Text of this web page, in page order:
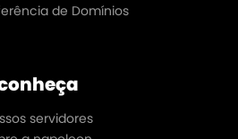
de Domínios
servidores